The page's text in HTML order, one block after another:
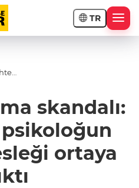
TR
çıktı
skandalı:
ortaya